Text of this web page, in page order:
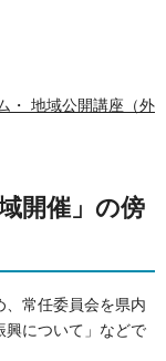
・ 地域公開講座（外
開催」の傍
、常任委員会を県内
興について」などで